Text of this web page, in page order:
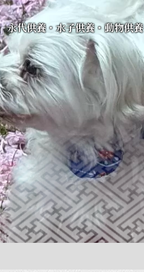
永代供養・水子供養・動物供養